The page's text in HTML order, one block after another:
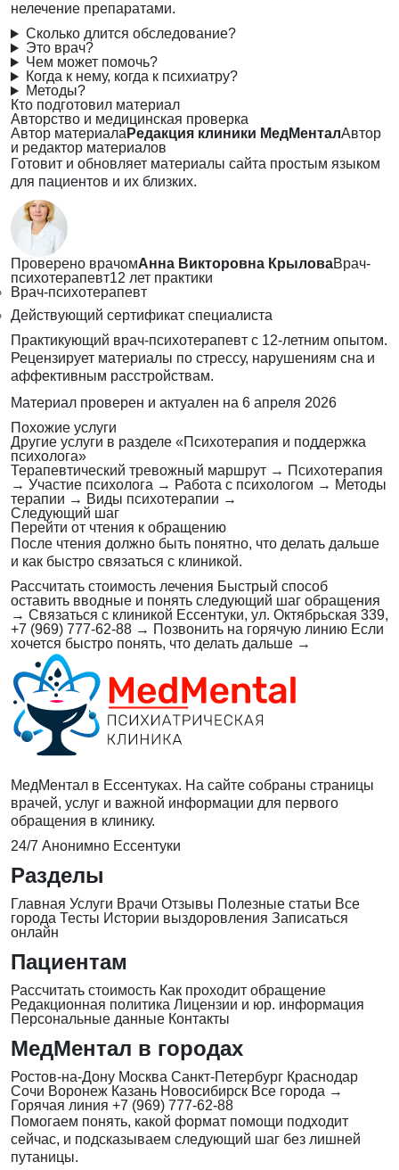
нелечение препаратами.
Сколько длится обследование?
Это врач?
Чем может помочь?
Когда к нему, когда к психиатру?
Методы?
Кто подготовил материал
Авторство и медицинская проверка
Автор материала Редакция клиники МедМенталАвтор
и редактор материалов
Готовит и обновляет материалы сайта простым языком
для пациентов и их близких.
Проверено врачомАнна Викторовна КрыловаВрач-
психотерапевт12 лет практики
Врач-психотерапевт
Действующий сертификат специалиста
Практикующий врач-психотерапевт с 12-летним опытом.
Рецензирует материалы по стрессу, нарушениям сна и
аффективным расстройствам.
Материал проверен и актуален на 6 апреля 2026
Похожие услуги
Другие услуги в разделе «Психотерапия и поддержка
психолога»
Терапевтический тревожный маршрут → Психотерапия
→ Участие психолога → Работа с психологом → Методы
терапии → Виды психотерапии →
Следующий шаг
Перейти от чтения к обращению
После чтения должно быть понятно, что делать дальше
и как быстро связаться с клиникой.
Рассчитать стоимость лечения Быстрый способ
оставить вводные и понять следующий шаг обращения
→ Связаться с клиникой Ессентуки, ул. Октябрьская 339,
+7 (969) 777-62-88 → Позвонить на горячую линию Если
хочется быстро понять, что делать дальше →
МедМентал в Ессентуках. На сайте собраны страницы
врачей, услуг и важной информации для первого
обращения в клинику.
24/7 Анонимно Ессентуки
Разделы
Главная Услуги Врачи Отзывы Полезные статьи Все
города Тесты Истории выздоровления Записаться
онлайн
Пациентам
Рассчитать стоимость Как проходит обращение
Редакционная политика Лицензии и юр. информация
Персональные данные Контакты
МедМентал в городах
Ростов-на-Дону Москва Санкт-Петербург Краснодар
Сочи Воронеж Казань Новосибирск Все города →
Горячая линия +7 (969) 777-62-88
Помогаем понять, какой формат помощи подходит
сейчас, и подсказываем следующий шаг без лишней
путаницы.